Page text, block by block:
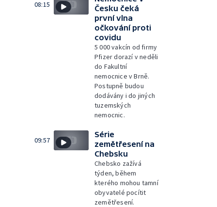
08:15
Česku čeká
první vlna
očkování proti
covidu
5 000 vakcín od firmy
Pfizer dorazí v neděli
do Fakultní
nemocnice v Brně.
Postupně budou
dodávány i do jiných
tuzemských
nemocnic.
09:57
Série
zemětřesení na
Chebsku
Chebsko zažívá
týden, během
kterého mohou tamní
obyvatelé pocítit
zemětřesení.